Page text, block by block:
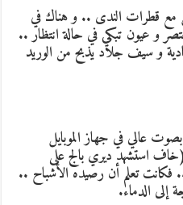
مع قطرات الندى .. و هناك في
و عيون تبكي في حالة انتظار ..
و سيف جلاد يذبح من الوريد
عالي في جهاز الموبايل
استشهد ديري بالج على
تعلم أن رصيده الأشباح ..
إلى الدماء.